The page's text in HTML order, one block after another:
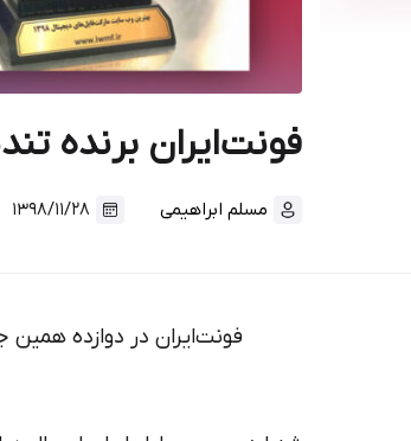
فونت‌ایران برنده
مسلم ابراهیمی ۱۳۹۸/۱۱/۲۸
فونت‌ایران در دوازده‌